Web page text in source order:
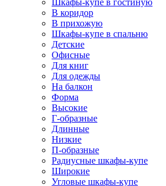
Шкафы-купе в гостиную
В коридор
В прихожую
Шкафы-купе в спальню
Детские
Офисные
Для книг
Для одежды
На балкон
Форма
Высокие
Г-образные
Длинные
Низкие
П-образные
Радиусные шкафы-купе
Широкие
Угловые шкафы-купе